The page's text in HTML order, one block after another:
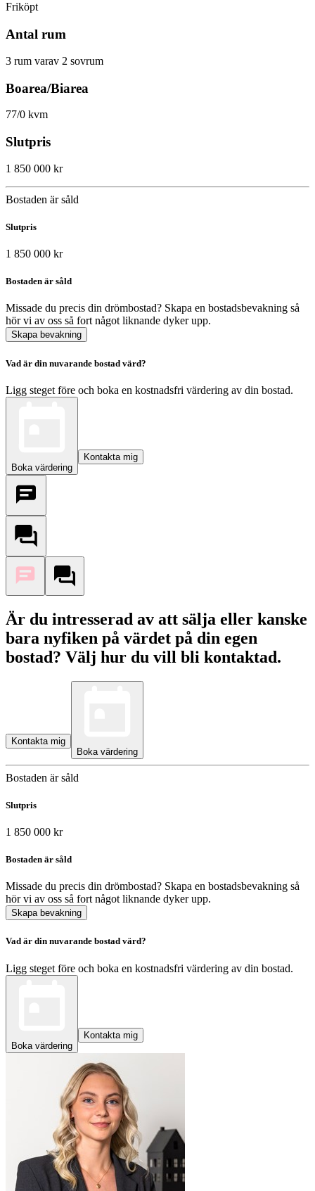
Friköpt
Antal rum
3 rum varav 2 sovrum
Boarea/Biarea
77/0 kvm
Slutpris
1 850 000 kr
Bostaden är såld
Slutpris
1 850 000 kr
Bostaden är såld
Missade du precis din drömbostad? Skapa en bostadsbevakning så
hör vi av oss så fort något liknande dyker upp.
Skapa bevakning
Vad är din nuvarande bostad värd?
Ligg steget före och boka en kostnadsfri värdering av din bostad.
Boka värdering
Kontakta mig
Är du intresserad av att sälja eller kanske
bara nyfiken på värdet på din egen
bostad? Välj hur du vill bli kontaktad.
Kontakta mig
Boka värdering
Bostaden är såld
Slutpris
1 850 000 kr
Bostaden är såld
Missade du precis din drömbostad? Skapa en bostadsbevakning så
hör vi av oss så fort något liknande dyker upp.
Skapa bevakning
Vad är din nuvarande bostad värd?
Ligg steget före och boka en kostnadsfri värdering av din bostad.
Boka värdering
Kontakta mig